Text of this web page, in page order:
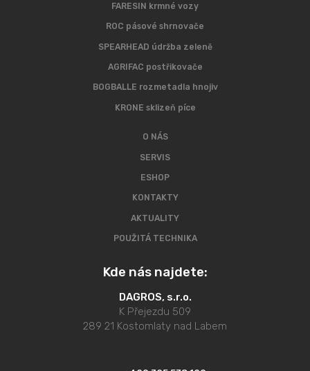
FARESIN krmné vozy
ROC pásové shrnovače
SPEARHEAD údržba zeleně
AGRIFAC postřikovače
BOGBALLE rozmetadla hnojiv
KRONE sklizeň píce
O NÁS
SERVIS
ESHOP
KONTAKTY
AKTUALITY
POUŽITÁ TECHNIKA
Kde nás najdete:
DAGROS, s.r.o.
K Přejezdu 509
289 21 Kostomlaty nad Labem